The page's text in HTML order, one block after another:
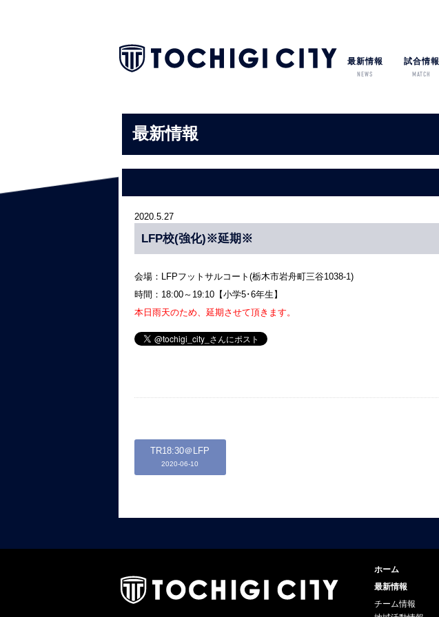
最新情報
NEWS
試合情報
MATCH
最新情報
2020.5.27
LFP校(強化)※延期※
会場：LFPフットサルコート(栃木市岩舟町三谷1038-1)
時間：18:00～19:10【小学5･6年生】
本日雨天のため、延期させて頂きます。
TR18:30＠LFP
2020-06-10
ホーム
最新情報
チーム情報